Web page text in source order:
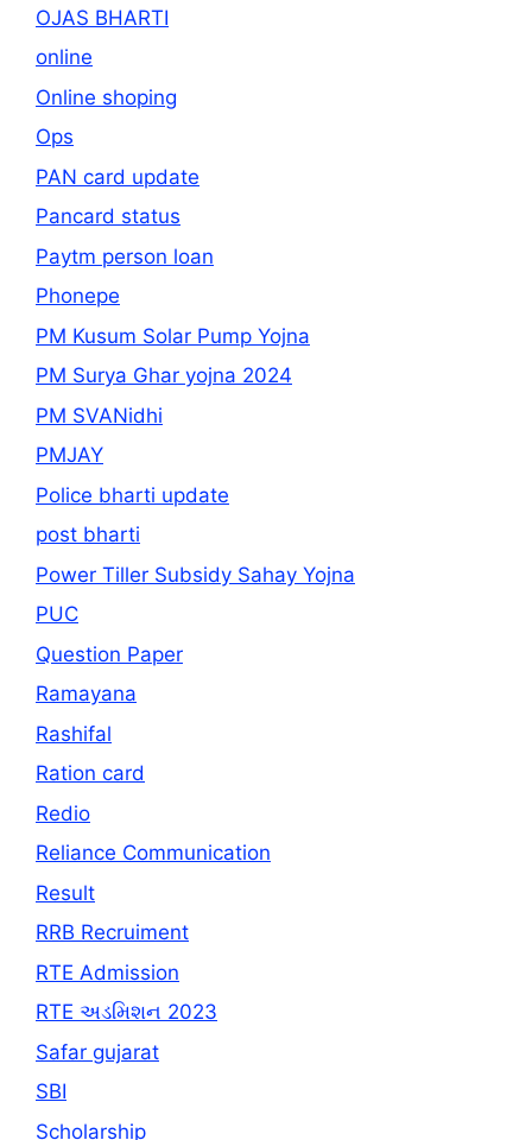
OJAS BHARTI
online
Online shoping
Ops
PAN card update
Pancard status
Paytm person loan
Phonepe
PM Kusum Solar Pump Yojna
PM Surya Ghar yojna 2024
PM SVANidhi
PMJAY
Police bharti update
post bharti
Power Tiller Subsidy Sahay Yojna
PUC
Question Paper
Ramayana
Rashifal
Ration card
Redio
Reliance Communication
Result
RRB Recruiment
RTE Admission
RTE અડમિશન 2023
Safar gujarat
SBI
Scholarship